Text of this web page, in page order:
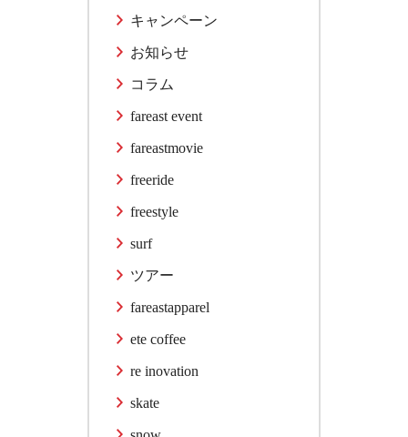
キャンペーン
お知らせ
コラム
fareast event
fareastmovie
freeride
freestyle
surf
ツアー
fareastapparel
ete coffee
re inovation
skate